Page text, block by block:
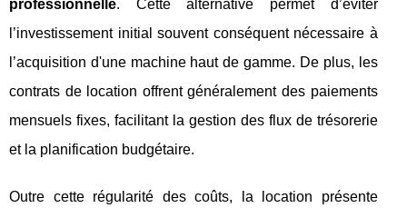
professionnelle. Cette alternative permet d’éviter
l’investissement initial souvent conséquent nécessaire à
l’acquisition d'une machine haut de gamme. De plus, les
contrats de location offrent généralement des paiements
mensuels fixes, facilitant la gestion des flux de trésorerie
et la planification budgétaire.
Outre cette régularité des coûts, la location présente